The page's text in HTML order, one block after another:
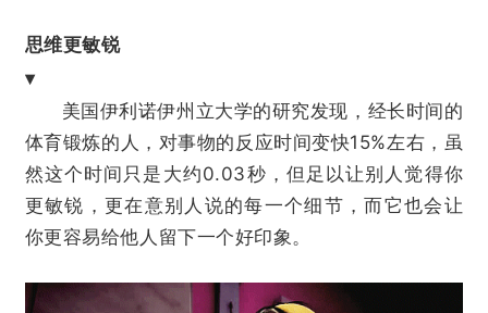
思维更敏锐
▾
美国伊利诺伊州立大学的研究发现，经长时间的
体育锻炼的人，对事物的反应时间变快15%左右，虽
然这个时间只是大约0.03秒，但足以让别人觉得你
更敏锐，更在意别人说的每一个细节，而它也会让
你更容易给他人留下一个好印象。